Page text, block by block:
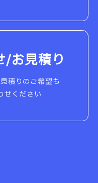
/お見積り
積りのご希望も
せください